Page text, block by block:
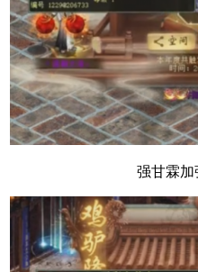
强甘霖加